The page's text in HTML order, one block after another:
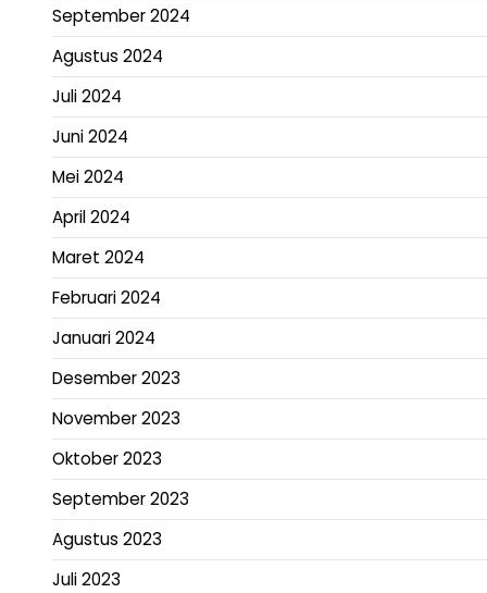
September 2024
Agustus 2024
Juli 2024
Juni 2024
Mei 2024
April 2024
Maret 2024
Februari 2024
Januari 2024
Desember 2023
November 2023
Oktober 2023
September 2023
Agustus 2023
Juli 2023